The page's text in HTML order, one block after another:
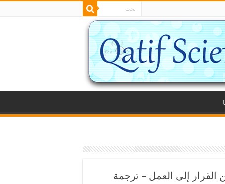
القرار إلى العمل – ترجمة